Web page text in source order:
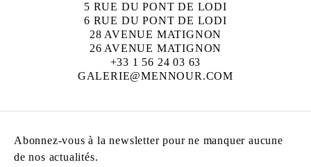
5 RUE DU PONT DE LODI
6 RUE DU PONT DE LODI
28 AVENUE MATIGNON
26 AVENUE MATIGNON
+33 1 56 24 03 63
GALERIE@MENNOUR.COM
Abonnez-vous à la newsletter pour ne manquer aucune
de nos actualités.